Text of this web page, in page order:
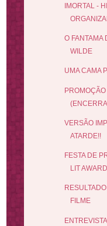
IMORTAL -
O FANTAMA
WILDE
UMA CAMA
VERSÃO
ATARDE!!
FESTA DE
LIT
FILME